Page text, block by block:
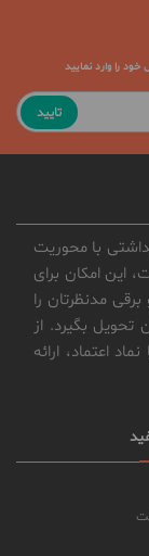
را وارد نمایید
تایید
با محوریت
امکان برای
مدنظرتان را
تحویل بگیرد. از
اعتماد، ارائه